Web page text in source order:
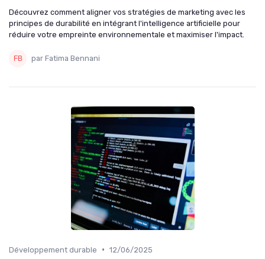
Découvrez comment aligner vos stratégies de marketing avec les
principes de durabilité en intégrant l'intelligence artificielle pour
réduire votre empreinte environnementale et maximiser l'impact.
par Fatima Bennani
Développement durable • 12/06/2025